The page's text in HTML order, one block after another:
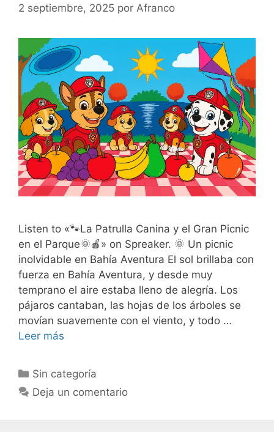
2 septiembre, 2025 por Afranco
Listen to «🐾La Patrulla Canina y el Gran Picnic
en el Parque🌞🍎» on Spreaker. 🌞 Un picnic
inolvidable en Bahía Aventura El sol brillaba con
fuerza en Bahía Aventura, y desde muy
temprano el aire estaba lleno de alegría. Los
pájaros cantaban, las hojas de los árboles se
movían suavemente con el viento, y todo …
Leer más
Categorías
Sin categoría
Deja un comentario